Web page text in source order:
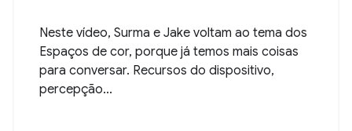
Neste vídeo, Surma e Jake voltam ao tema dos
Espaços de cor, porque já temos mais coisas
para conversar. Recursos do dispositivo,
percepção...